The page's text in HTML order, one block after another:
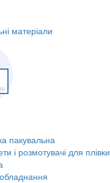
матеріали
пакувальна
і розмотувачі для плівки